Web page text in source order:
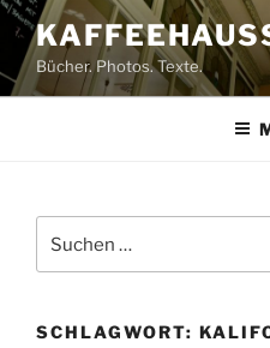
Zum
Inhalt
springenBücher. Photos. Texte.
nach:
SCHLAGWORT: